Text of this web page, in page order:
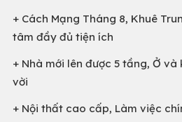
+ Cách Mạng Tháng 8, Khuê
tâm đầy đủ tiện ích
+ Nhà mới lên được 5 tầng, Ở
vời
+ Nội thất cao cấp, Làm việc